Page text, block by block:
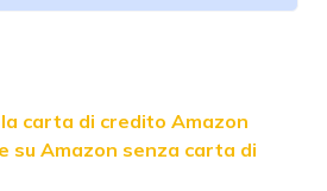
carta di credito Amazon
su Amazon senza carta di